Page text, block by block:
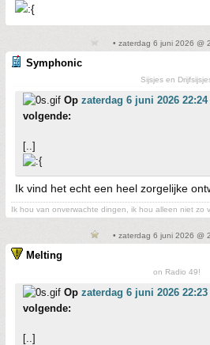
• zaterdag 6 juni 2026 @
Symphonic
Sijsjes en
Op zaterdag 6 juni 2026 22:24
volgende:
[..]
Ik vind het echt een heel zorgelijke
Ik hou van onverwachte dingen, ik hou alleen niet zo
• zaterdag 6 juni 2026 @
Melting
on Radio 49!
Op zaterdag 6 juni 2026 22:23
volgende:
[..]